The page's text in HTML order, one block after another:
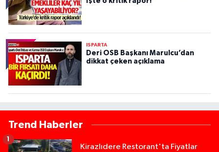
ISPARTA
Deri OSB Başkanı Marulcu’dan
dikkat çeken açıklama
Trend Haberler
Kirazlıdere Restorant'ta Fiyatlar
1